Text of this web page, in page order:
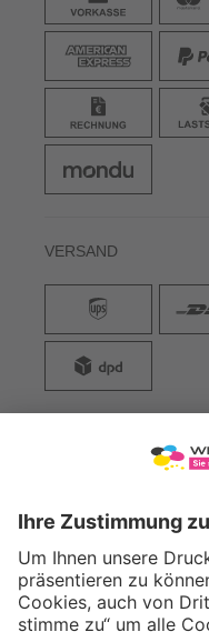
VERSAND
WIRmachenDRUCK
71522 Backnang
Tel.: +49 (0) 711 995
Fax: +49 (0) 711 995